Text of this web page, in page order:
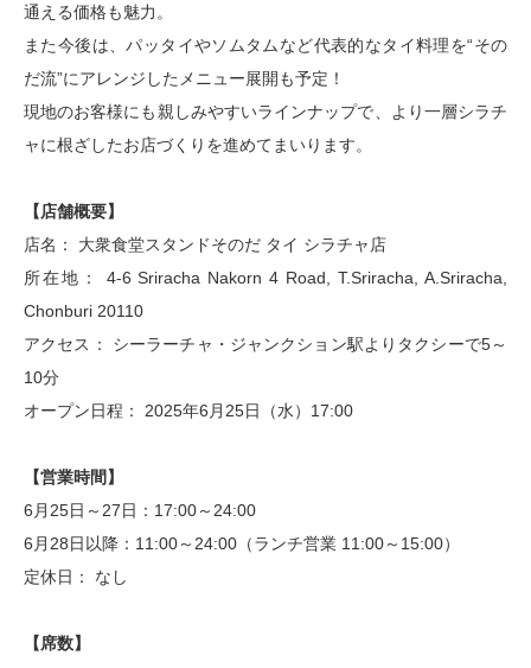
通える価格も魅力。
また今後は、パッタイやソムタムなど代表的なタイ料理を“その
だ流”にアレンジしたメニュー展開も予定！
現地のお客様にも親しみやすいラインナップで、より一層シラチ
ャに根ざしたお店づくりを進めてまいります。
【店舗概要】
店名： 大衆食堂スタンドそのだ タイ シラチャ店
所在地： 4-6 Sriracha Nakorn 4 Road, T.Sriracha, A.Sriracha,
Chonburi 20110
アクセス： シーラーチャ・ジャンクション駅よりタクシーで5～
10分
オープン日程： 2025年6月25日（水）17:00
【営業時間】
6月25日～27日：17:00～24:00
6月28日以降：11:00～24:00（ランチ営業 11:00～15:00）
定休日： なし
【席数】